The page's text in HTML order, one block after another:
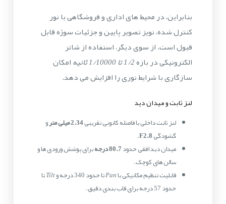
بنابراین، در محیط های اداری و فروشگاهی با نور
کنترل شده، نویز تصویر پایین و جزئیات سوژه قابل
قبول است. از سوی دیگر، استفاده از شاتر
الکترونیکی در بازه1/2 تا 1/10000 ثانیه
امکان
سازگاری با شرایط نوری را افزایش می دهد.
لنز ثابت و میدان دید
لنز ثابت داخلی با فاصله کانونی تقریبی2.34 میلی متر
و
گشودگیF2.8
.
میدان دید افقی حدود80.7 درجه
برای پوشش ورودی ها و
سالن های کوچک.
قابلیت تنظیم مکانیکی باPanتا حدود 340 درجه و Tiltتا
حدود 57 درجه برای قاب بندی دقیق.